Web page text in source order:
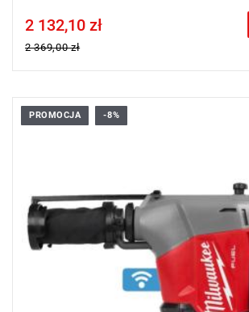
Price tax included
2 132,10 zł
2 369,00 zł
Pierwsza na świecie młotowiertarka SDS-Plus
PROMOCJA -8%